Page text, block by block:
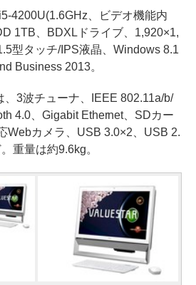
4200U(1.6GHz、ビデオ機能内
1TB、BDXLドライブ、1,920×1,
型タッチ/IPS液晶、Windows 8.1
Business 2013。
3波チューナ、IEEE 802.11a/b/
4.0、Gigabit Ethernet、SDカー
Webカメラ、USB 3.0×2、USB 2.
重量は約9.6kg。